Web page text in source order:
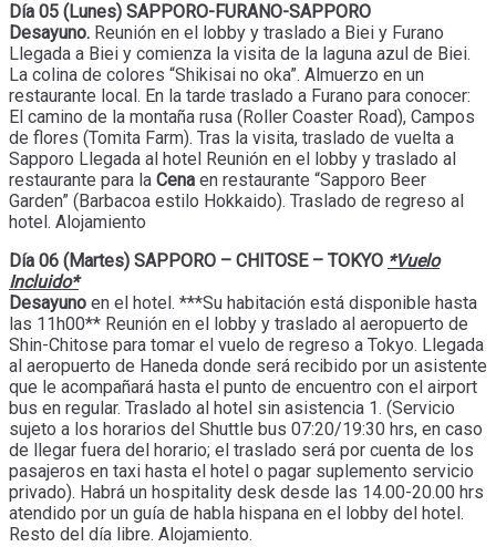
Día 05 (Lunes) SAPPORO-FURANO-SAPPORO
Desayuno. Reunión en el lobby y traslado a Biei y Furano
Llegada a Biei y comienza la visita de la laguna azul de Biei.
La colina de colores “Shikisai no oka”. Almuerzo en un
restaurante local. En la tarde traslado a Furano para conocer:
El camino de la montaña rusa (Roller Coaster Road), Campos
de flores (Tomita Farm). Tras la visita, traslado de vuelta a
Sapporo Llegada al hotel Reunión en el lobby y traslado al
restaurante para la Cena en restaurante “Sapporo Beer
Garden” (Barbacoa estilo Hokkaido). Traslado de regreso al
hotel. Alojamiento
Día 06 (Martes) SAPPORO – CHITOSE – TOKYO *Vuelo
Incluido*
Desayuno en el hotel. ***Su habitación está disponible hasta
las 11h00** Reunión en el lobby y traslado al aeropuerto de
Shin-Chitose para tomar el vuelo de regreso a Tokyo. Llegada
al aeropuerto de Haneda donde será recibido por un asistente
que le acompañará hasta el punto de encuentro con el airport
bus en regular. Traslado al hotel sin asistencia 1. (Servicio
sujeto a los horarios del Shuttle bus 07:20/19:30 hrs, en caso
de llegar fuera del horario; el traslado será por cuenta de los
pasajeros en taxi hasta el hotel o pagar suplemento servicio
privado). Habrá un hospitality desk desde las 14.00-20.00 hrs
atendido por un guía de habla hispana en el lobby del hotel.
Resto del día libre. Alojamiento.